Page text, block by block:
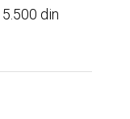
5.500 din